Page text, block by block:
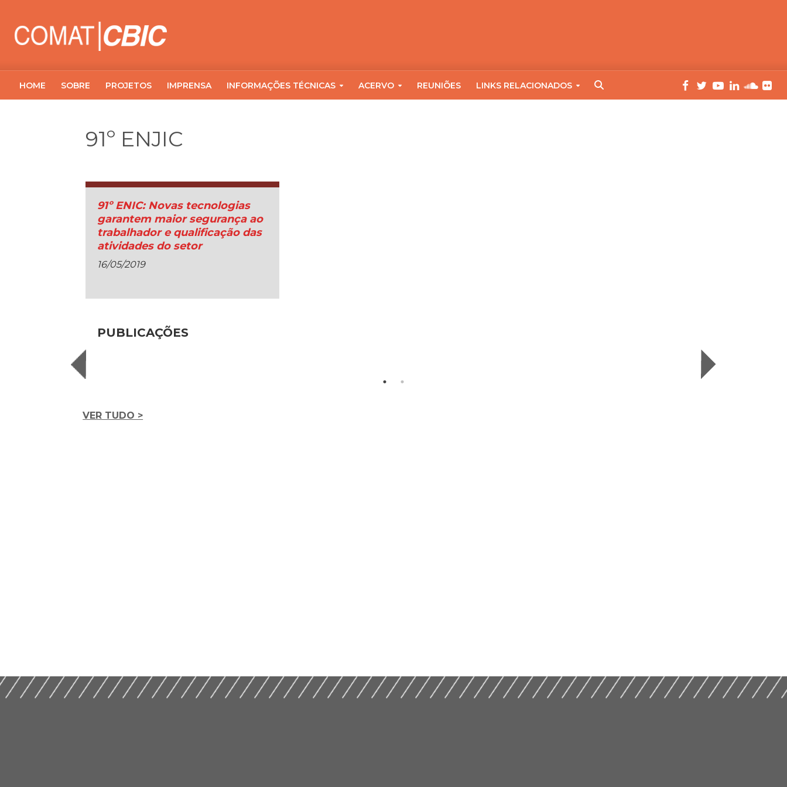
HOME SOBRE PROJETOS IMPRENSA INFORMAÇÕES TÉCNICAS ACERVO REUNIÕES LINKS RELACIONADOS
91º ENJIC
91º ENIC: Novas tecnologias
garantem maior segurança ao
trabalhador e qualificação das
atividades do setor
16/05/2019
PUBLICAÇÕES
VER TUDO >